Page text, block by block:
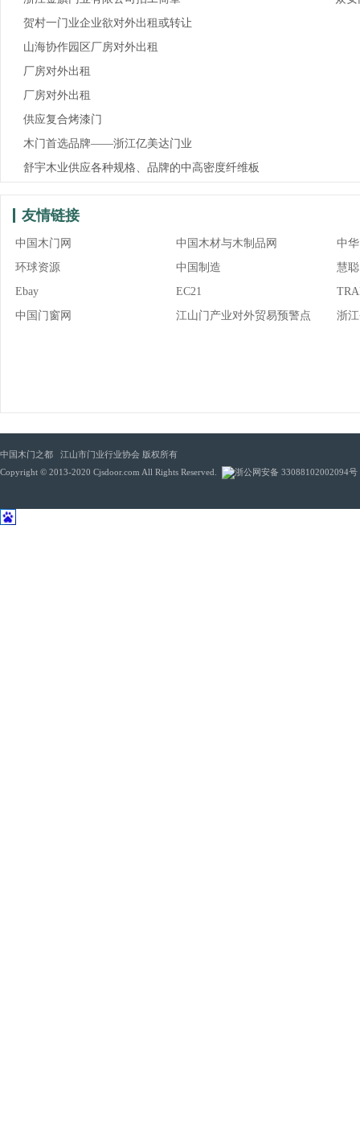
贺村一门业企业欲对外出租或转让
山海协作园区厂房对外出租
厂房对外出租
厂房对外出租
供应复合烤漆门
木门首选品牌——浙江亿美达门业
舒宇木业供应各种规格、品牌的中高密度纤维板
友情链接
中国木门网 中国木材与木制品网
中
环球资源
中国制造
慧
Ebay
EC21
中国门窗网
江山门产业对外贸易预警点 浙
中国木门之都 江山市门业行业协会 版权所有
Copyright © 2013-2020 Cjsdoor.com All Rights Reserved.
浙公网安备 33088102002094号